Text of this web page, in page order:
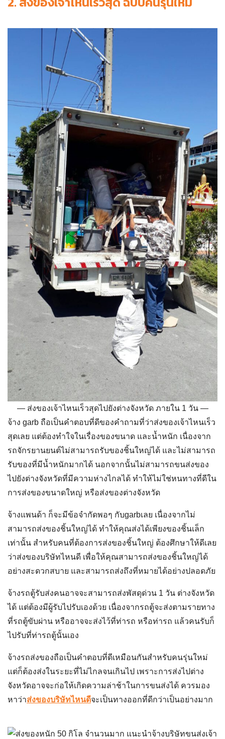
Search
for:
ส่งของเจ้าไหนเร็วสุดไปยังต่างจังหวัด ภายใน 1 วัน
จ้าง garb ถือเป็นคำตอบที่ดีของคำถามที่ว่า
ส่งของเจ้าไหนเร็ว
สุด เลย แต่ต้องทำใจในเรื่องของขนาด และน้ำหนัก เนื่องจาก
รถจักรยานยนต์ไม่สามารถรับของชิ้นใหญ่ได้ และไม่สามารถ
รับของที่มีน้ำหนักมากได้ นอกจากนั้นไม่สามารถขนส่งของ
ไปยังต่างจังหวัดที่มีความห่างไกลได้ ทำให้ไม่ใช่หนทางที่ดีใน
การส่งของขนาดใหญ่ หรือส่งของต่างจังหวัด
จ้างแพนด้า ก็จะมีข้อจำกัดพอๆ กับgarbเลย เนื่องจากไม่
สามารถส่งของชิ้นใหญ่ได้ ทำให้คุณส่งได้เพียงของชิ้นเล็ก
เท่านั้น สำหรับคนที่ต้องการส่งของชิ้นใหญ่ ต้องศึกษาให้ดีเลย
ส่งของบริษัทไหนดี เพื่อให้คุณสามารถส่งของชิ้นใหญ่ได้
จ้างรถตู้รับส่งคนอาจจะสามารถส่งพัสดุด่วน 1 วัน ต่างจังหวัด
ได้ แต่ต้องมีผู้รับไปรับเองด้วย เนื่องจากรถตู้จะส่งตามรายทาง
ที่รถตู้ขับผ่าน หรืออาจจะส่งไว้ที่ท่ารถ หรือท่ารถ แล้วคนรับก็
ไปรับที่ท่ารถตู้นั้นเอง
จ้างรถส่งของถือเป็นคำตอบที่ดีเหมือนกันสำหรับคนรุ่นใหม่
แต่ก็ต้องส่งในระยะที่ไม่ไกลจนเกินไป เพราะการส่งไปต่าง
จังหวัดอาจจะก่อให้เกิดความล่าช้าในการขนส่งได้ ควรมอง
หาว่า
ส่งของบริษัทไหนดี
ส่งของหนัก 50 กิโล จำนวนมาก แนะนำจ้างบริษัทขนส่ง
มีความเสี่ยงต่อการเกิดอุบัติเหตุเป็นอย่างมาก ทำให้ควรมอง